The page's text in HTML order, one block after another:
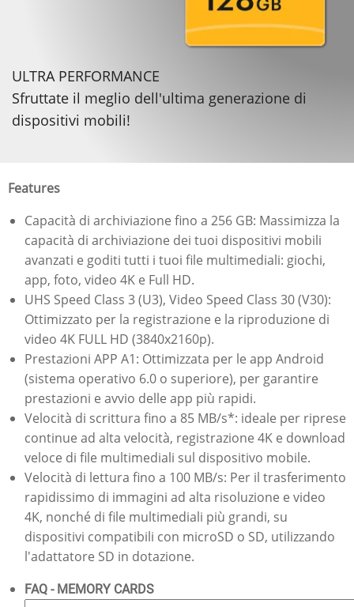
ULTRA PERFORMANCE
Sfruttate il meglio dell'ultima generazione di
dispositivi mobili!
Features
Capacità di archiviazione fino a 256 GB: Massimizza la
capacità di archiviazione dei tuoi dispositivi mobili
avanzati e goditi tutti i tuoi file multimediali: giochi,
app, foto, video 4K e Full HD.
UHS Speed Class 3 (U3), Video Speed Class 30 (V30):
Ottimizzato per la registrazione e la riproduzione di
video 4K FULL HD (3840x2160p).
Prestazioni APP A1: Ottimizzata per le app Android
(sistema operativo 6.0 o superiore), per garantire
prestazioni e avvio delle app più rapidi.
Velocità di scrittura fino a 85 MB/s*: ideale per riprese
continue ad alta velocità, registrazione 4K e download
veloce di file multimediali sul dispositivo mobile.
Velocità di lettura fino a 100 MB/s: Per il trasferimento
rapidissimo di immagini ad alta risoluzione e video
4K, nonché di file multimediali più grandi, su
dispositivi compatibili con microSD o SD, utilizzando
l'adattatore SD in dotazione.
FAQ - MEMORY CARDS